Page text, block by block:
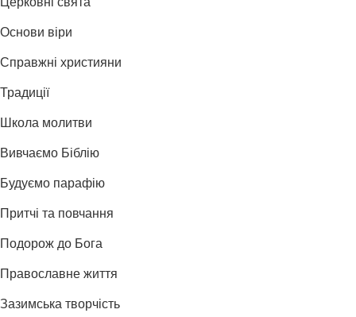
Основи віри
Справжні християни
Традиції
Школа молитви
Вивчаємо Біблію
Будуємо парафію
Притчі та повчання
Подорож до Бога
Православне життя
Зазимська творчість